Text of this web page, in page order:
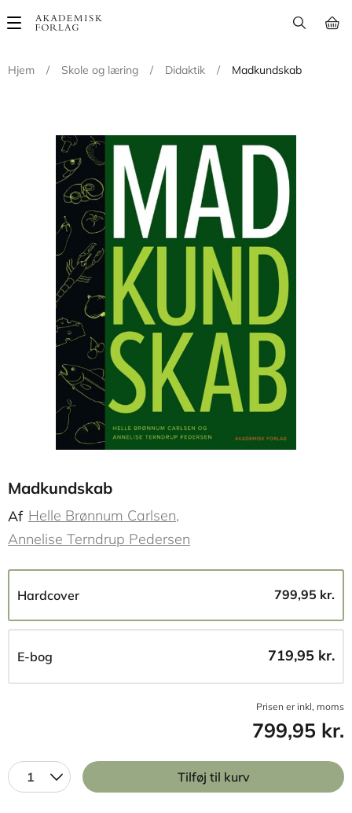
Main
Hjem
/ Skole og læring / Didaktik / Madkundskab
Madkundskab
Af Helle Brønnum Carlsen
Annelise Terndrup Pedersen
Hardcover 799,95 kr.
E-bog 719,95 kr.
Prisen er inkl, moms
799,95 kr.
1 Tilføj til kurv